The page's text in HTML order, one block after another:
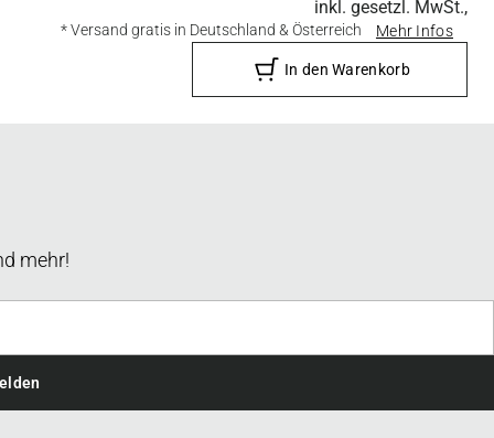
inkl. gesetzl. MwSt.,
* Versand gratis in Deutschland & Österreich Mehr Infos
In den Warenkorb
mehr!